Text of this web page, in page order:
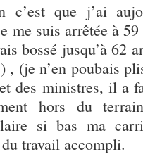
c’est que j’ai
me suis arrêtée à
bossé jusqu’à 62
, (je n’en poubais
des ministres, il a
hors du
si bas ma
travail accompli.